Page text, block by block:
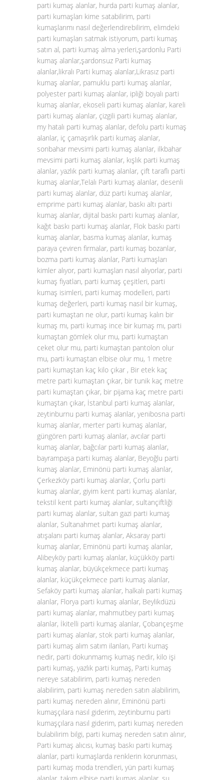
parti kumaş alanlar, hurda parti kumaş alanlar,
parti kumaşları kime satabilirim, parti
kumaşlarımı nasıl değerlendirebilirim, elimdeki
parti kumaşları satmak istiyorum, parti kumaş
satın al, parti kumaş alma yerleri,şardonlu Parti
kumaş alanlar,şardonsuz Parti kumaş
alanlar,likralı Parti kumaş alanlar,Likrasız parti
kumaş alanlar, pamuklu parti kumaş alanlar,
polyester parti kumaş alanlar, ipliği boyalı parti
kumaş alanlar, ekoseli parti kumaş alanlar, kareli
parti kumaş alanlar, çizgili parti kumaş alanlar,
my hatalı parti kumaş alanlar, defolu parti kumaş
alanlar, iç çamaşırlık parti kumaş alanlar,
sonbahar mevsimi parti kumaş alanlar, ilkbahar
mevsimi parti kumaş alanlar, kışlık parti kumaş
alanlar, yazlık parti kumaş alanlar, çift taraflı parti
kumaş alanlar,Telalı Parti kumaş alanlar, desenli
parti kumaş alanlar, düz parti kumaş alanlar,
emprime parti kumaş alanlar, baskı altı parti
kumaş alanlar, dijital baskı parti kumaş alanlar,
kağıt baskı parti kumaş alanlar, Flok baskı parti
kumaş alanlar, basma kumaş alanlar, kumaş
paraya çeviren firmalar, parti kumaş bozanlar,
bozma parti kumaş alanlar, Parti kumaşları
kimler alıyor, parti kumaşları nasıl alıyorlar, parti
kumaş fiyatları, parti kumaş çeşitleri, parti
kumaş isimleri, parti kumaş modelleri, parti
kumaş değerleri, parti kumaş nasıl bir kumaş,
parti kumaştan ne olur, parti kumaş kalın bir
kumaş mı, parti kumaş ince bir kumaş mı, parti
kumaştan gömlek olur mu, parti kumaştan
ceket olur mu, parti kumaştan pantolon olur
mu, parti kumaştan elbise olur mu, 1 metre
parti kumaştan kaç kilo çıkar , Bir etek kaç
metre parti kumaştan çıkar, bir tunik kaç metre
parti kumaştan çıkar, bir pijama kaç metre parti
kumaştan çıkar, İstanbul parti kumaş alanlar,
zeytinburnu parti kumaş alanlar, yenibosna parti
kumaş alanlar, merter parti kumaş alanlar,
güngören parti kumaş alanlar, avcılar parti
kumaş alanlar, bağcılar parti kumaş alanlar,
bayrampaşa parti kumaş alanlar, Beyoğlu parti
kumaş alanlar, Eminönü parti kumaş alanlar,
Çerkezköy parti kumaş alanlar, Çorlu parti
kumaş alanlar, giyim kent parti kumaş alanlar,
tekstil kent parti kumaş alanlar, sultançiftliği
parti kumaş alanlar, sultan gazi parti kumaş
alanlar, Sultanahmet parti kumaş alanlar,
atışalanı parti kumaş alanlar, Aksaray parti
kumaş alanlar, Eminönü parti kumaş alanlar,
Alibeyköy parti kumaş alanlar, küçükköy parti
kumaş alanlar, büyükçekmece parti kumaş
alanlar, küçükçekmece parti kumaş alanlar,
Sefaköy parti kumaş alanlar, halkalı parti kumaş
alanlar, Florya parti kumaş alanlar, Beylikdüzü
parti kumaş alanlar, mahmutbey parti kumaş
alanlar, İkitelli parti kumaş alanlar, Çobançeşme
parti kumaş alanlar, stok parti kumaş alanlar,
parti kumaş alım satım ilanları, Parti kumaş
nedir, parti dokunmamış kumaş nedir, kilo işi
parti kumaş, yazlık parti kumaş, Parti kumaş
nereye satabilirim, parti kumaş nereden
alabilirim, parti kumaş nereden satın alabilirim,
parti kumaş nereden alınır, Eminönü parti
kumaşçılara nasıl giderim, zeytinburnu parti
kumaşçılara nasıl giderim, parti kumaş nereden
bulabilirim bilgi, parti kumaş nereden satın alınır,
Parti kumaş alıcısı, kumaş baskı parti kumaş
alanlar, parti kumaşlarda renklerin korunması,
parti kumaş moda trendleri, yün parti kumaş